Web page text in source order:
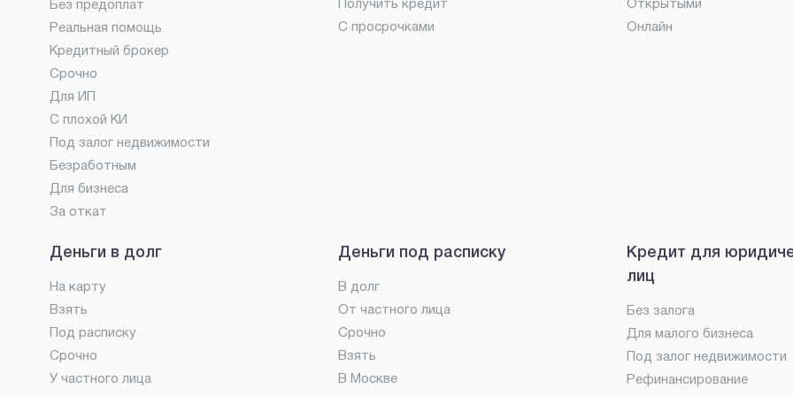
Без предоплат
Реальная помощь
Кредитный брокер
Срочно
Для ИП
С плохой КИ
Под залог недвижимости
Безработным
Для бизнеса
За откат
Получить кредит
С просрочками
Открытыми
Онлайн
Деньги в долг
На карту
Взять
Под расписку
Срочно
У частного лица
Деньги под расписку
В долг
От частного лица
Срочно
Взять
В Москве
Кредит для
лиц
Без залога
Для малого бизнеса
Под залог недвижимости
Рефинансирование